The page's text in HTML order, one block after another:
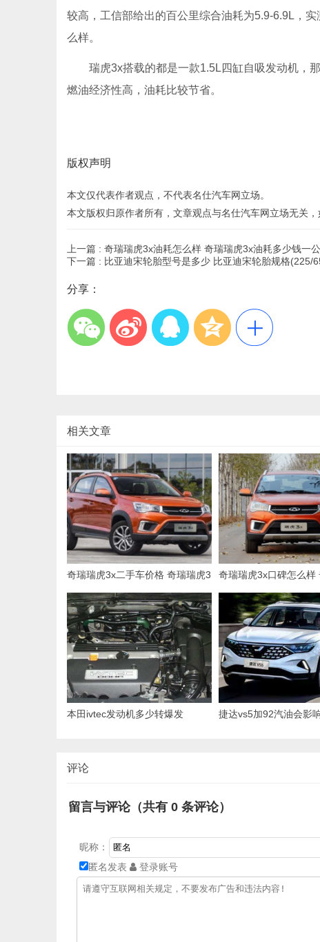
较高，工信部给出的百公里综合油耗为5.9-6.9L，
么样。
瑞虎3x搭载的都是一款1.5L四缸自吸发动机，
燃油经济性高，油耗比较节省。
版权声明
本文仅代表作者观点，不代表名仕汽车网立场。
本文版权归原作者所有，文章观点与名仕汽车网立场无关
上一篇 : 奇瑞瑞虎3x油耗怎么样 奇瑞瑞虎3x油耗多少钱一公
下一篇 : 比亚迪宋轮胎型号是多少 比亚迪宋轮胎规格(225/
分享：
相关文章
奇瑞瑞虎3x二手车价格 奇瑞瑞虎3
x保值率怎么样（小型SUV之中排
第40名）
奇瑞瑞虎3x口碑怎么样
x怎么样值得买吗（空
本田ivtec发动机多少转爆发 捷达vs5加92汽油会影
评论
留言与评论（共有 0 条评论）
昵称：
匿名发表
登录账号